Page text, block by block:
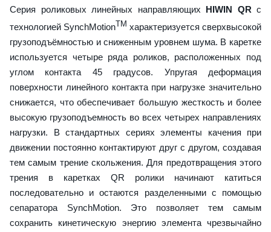
Серия роликовых линейных направляющих HIWIN QR с
технологией SynchMotion TM характеризуется сверхвысокой
грузоподъёмностью и сниженным уровнем шума. В каретке
используется четыре ряда роликов, расположенных под
углом контакта 45 градусов. Упругая деформация
поверхности линейного контакта при нагрузке значительно
снижается, что обеспечивает большую жесткость и более
высокую грузоподъемность во всех четырех направлениях
нагрузки. В стандартных сериях элементы качения при
движении постоянно контактируют друг с другом, создавая
тем самым трение скольжения. Для предотвращения этого
трения в каретках QR ролики начинают катиться
последовательно и остаются разделенными с помощью
сепаратора SynchMotion. Это позволяет тем самым
сохранить кинетическую энергию элемента чрезвычайно